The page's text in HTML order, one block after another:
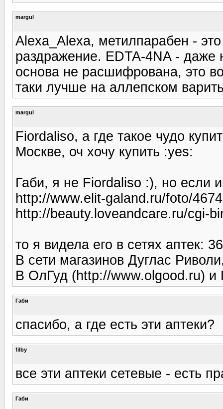
margul
Alexa_Alexa, метилпарабен -
раздражение. EDTA-4NA - даже
основа не расшифрована, это
таки лучше на аллепском
margul
Fiordaliso, а где такое чудо
Москве, оч хочу купить :yes:
Габи, я не Fiordaliso :), но если
http://www.elit-galand.ru/foto/4674
http://beauty.loveandcare.ru/cgi-
то я видела его в сетях аптек:
В сети магазинов Дуглас
В ОлГуд (http://www.olgood.ru) и
Габи
спасибо, а где есть эти аптеки?
filby
все эти аптеки сетевые - есть
Габи